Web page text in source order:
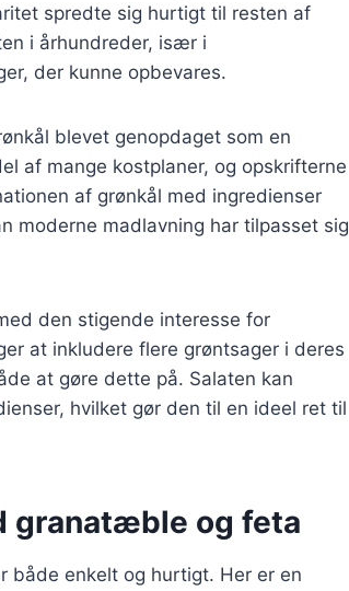
spredte sig hurtigt til resten af
i århundreder, især i
der kunne opbevares.
blevet genopdaget som en
af mange kostplaner, og opskrifterne
af grønkål med ingredienser
moderne madlavning har tilpasset sig
den stigende interesse for
at inkludere flere grøntsager i deres
at gøre dette på. Salaten kan
hvilket gør den til en ideel ret til
granatæble og feta
både enkelt og hurtigt. Her er en